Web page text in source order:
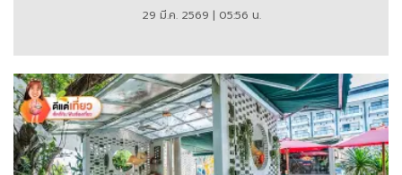
29 มี.ค. 2569 | 05:56 น.